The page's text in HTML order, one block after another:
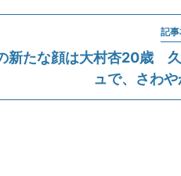
記
新たな顔は大村杏20歳
ュで、さわや